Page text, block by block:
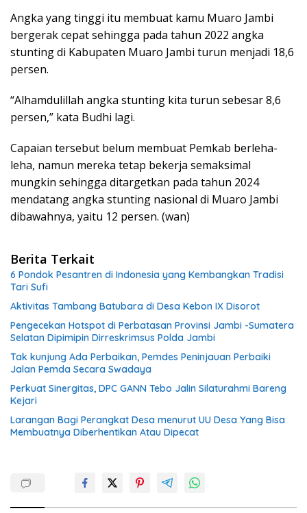
Angka yang tinggi itu membuat kamu Muaro Jambi
bergerak cepat sehingga pada tahun 2022 angka
stunting di Kabupaten Muaro Jambi turun menjadi 18,6
persen.
“Alhamdulillah angka stunting kita turun sebesar 8,6
persen,” kata Budhi lagi.
Capaian tersebut belum membuat Pemkab berleha-
leha, namun mereka tetap bekerja semaksimal
mungkin sehingga ditargetkan pada tahun 2024
mendatang angka stunting nasional di Muaro Jambi
dibawahnya, yaitu 12 persen. (wan)
Berita Terkait
6 Pondok Pesantren di Indonesia yang Kembangkan Tradisi
Tari Sufi
Aktivitas Tambang Batubara di Desa Kebon IX Disorot
Pengecekan Hotspot di Perbatasan Provinsi Jambi -Sumatera
Selatan Dipimipin Dirreskrimsus Polda Jambi
Tak kunjung Ada Perbaikan, Pemdes Peninjauan Perbaiki
Jalan Pemda Secara Swadaya
Perkuat Sinergitas, DPC GANN Tebo Jalin Silaturahmi Bareng
Kejari
Larangan Bagi Perangkat Desa menurut UU Desa Yang Bisa
Membuatnya Diberhentikan Atau Dipecat